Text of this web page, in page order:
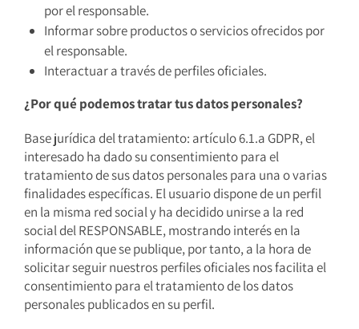
por el responsable.
Informar sobre productos o servicios ofrecidos por
el responsable.
Interactuar a través de perfiles oficiales.
¿Por qué podemos tratar tus datos personales?
Base jurídica del tratamiento: artículo 6.1.a GDPR, el
interesado ha dado su consentimiento para el
tratamiento de sus datos personales para una o varias
finalidades específicas. El usuario dispone de un perfil
en la misma red social y ha decidido unirse a la red
social del RESPONSABLE, mostrando interés en la
información que se publique, por tanto, a la hora de
solicitar seguir nuestros perfiles oficiales nos facilita el
consentimiento para el tratamiento de los datos
personales publicados en su perfil.